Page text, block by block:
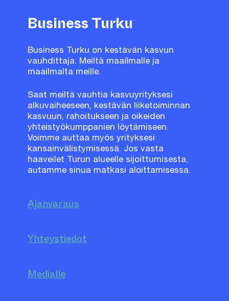
Business Turku
Business Turku on kestävän kasvun
vauhdittaja. Meiltä maailmalle ja
maailmalta meille.
Saat meiltä vauhtia kasvuyrityksesi
alkuvaiheeseen, kestävän liiketoiminnan
kasvuun, rahoitukseen ja oikeiden
yhteistyökumppanien löytämiseen.
Voimme auttaa myös yrityksesi
kansainvälistymisessä. Jos vasta
haaveilet Turun alueelle sijoittumisesta,
autamme sinua matkasi aloittamisessa.
Ajanvaraus
Yhteystiedot
Medialle